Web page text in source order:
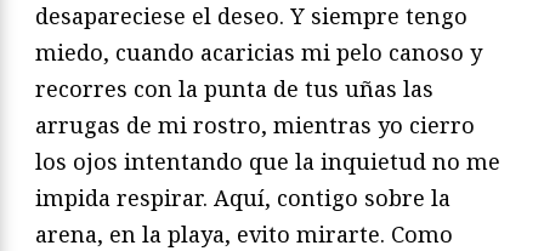
desapareciese el deseo. Y siempre tengo
miedo, cuando acaricias mi pelo canoso y
recorres con la punta de tus uñas las
arrugas de mi rostro, mientras yo cierro
los ojos intentando que la inquietud no me
impida respirar. Aquí, contigo sobre la
arena, en la playa, evito mirarte. Como